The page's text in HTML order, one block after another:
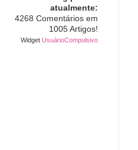
atualmente:
4268 Comentários em
1005 Artigos!
Widget UsuárioCompulsivo